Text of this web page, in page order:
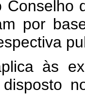
Conselho
por
às
disposto